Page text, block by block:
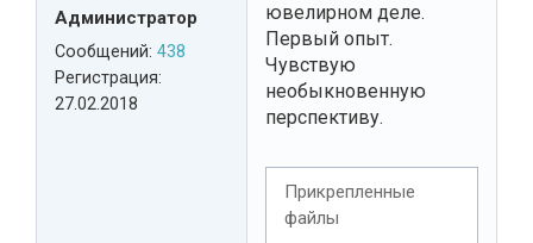
Администратор
Сообщений: 438
Регистрация:
27.02.2018
ювелирном деле.
Первый опыт.
Чувствую
необыкновенную
перспективу.
Прикрепленные
файлы